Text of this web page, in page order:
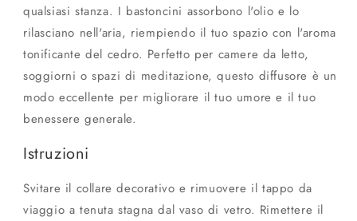
qualsiasi stanza. I bastoncini assorbono l'olio e lo
rilasciano nell'aria, riempiendo il tuo spazio con l'aroma
tonificante del cedro. Perfetto per camere da letto,
soggiorni o spazi di meditazione, questo diffusore è un
modo eccellente per migliorare il tuo umore e il tuo
benessere generale.
Istruzioni
Svitare il collare decorativo e rimuovere il tappo da
viaggio a tenuta stagna dal vaso di vetro. Rimettere il